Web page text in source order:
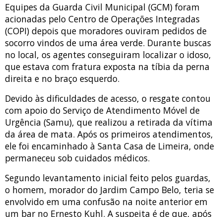
Equipes da Guarda Civil Municipal (GCM) foram
acionadas pelo Centro de Operações Integradas
(COPI) depois que moradores ouviram pedidos de
socorro vindos de uma área verde. Durante buscas
no local, os agentes conseguiram localizar o idoso,
que estava com fratura exposta na tíbia da perna
direita e no braço esquerdo.
Devido às dificuldades de acesso, o resgate contou
com apoio do Serviço de Atendimento Móvel de
Urgência (Samu), que realizou a retirada da vítima
da área de mata. Após os primeiros atendimentos,
ele foi encaminhado à Santa Casa de Limeira, onde
permaneceu sob cuidados médicos.
Segundo levantamento inicial feito pelos guardas,
o homem, morador do Jardim Campo Belo, teria se
envolvido em uma confusão na noite anterior em
um bar no Ernesto Kuhl. A suspeita é de que, após